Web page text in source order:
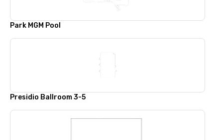
Park MGM Pool
Presidio Ballroom 3-5